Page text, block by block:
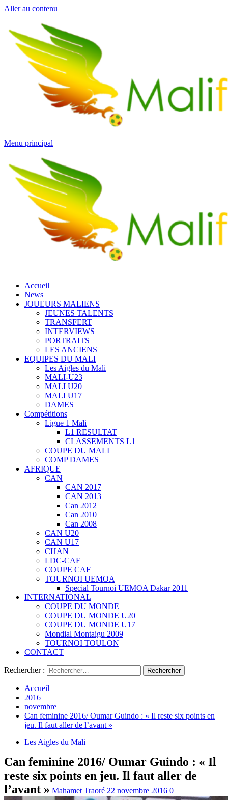
Aller au contenu
Menu principal
Accueil
News
JOUEURS MALIENS
JEUNES TALENTS
TRANSFERT
INTERVIEWS
PORTRAITS
LES ANCIENS
EQUIPES DU MALI
Les Aigles du Mali
MALI-U23
MALI U20
MALI U17
DAMES
Compétitions
Ligue 1 Mali
L1 RESULTAT
CLASSEMENTS L1
COUPE DU MALI
COMP DAMES
AFRIQUE
CAN
CAN 2017
CAN 2013
Can 2012
Can 2010
Can 2008
CAN U20
CAN U17
CHAN
LDC-CAF
COUPE CAF
TOURNOI UEMOA
Special Tournoi UEMOA Dakar 2011
INTERNATIONAL
COUPE DU MONDE
COUPE DU MONDE U20
COUPE DU MONDE U17
Mondial Montaigu 2009
TOURNOI TOULON
CONTACT
Rechercher :
Accueil
2016
novembre
Can feminine 2016/ Oumar Guindo : « Il reste six points en
jeu. Il faut aller de l’avant »
Les Aigles du Mali
Can feminine 2016/ Oumar Guindo : « Il
reste six points en jeu. Il faut aller de
l’avant » Mahamet Traoré 22 novembre 2016 0